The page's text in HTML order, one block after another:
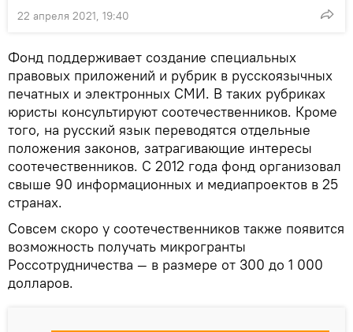
22 апреля 2021, 19:40
Фонд поддерживает создание специальных
правовых приложений и рубрик в русскоязычных
печатных и электронных СМИ. В таких рубриках
юристы консультируют соотечественников. Кроме
того, на русский язык переводятся отдельные
положения законов, затрагивающие интересы
соотечественников. С 2012 года фонд организовал
свыше 90 информационных и медиапроектов в 25
странах.
Совсем скоро у соотечественников также появится
возможность получать микрогранты
Россотрудничества — в размере от 300 до 1 000
долларов.